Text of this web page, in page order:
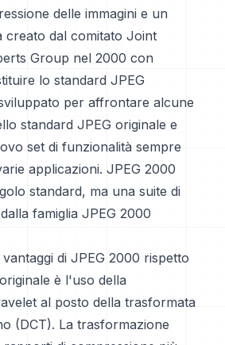
delle immagini e un
creato dal comitato Joint
Group nel 2000 con
lo standard JPEG
per affrontare alcune
standard JPEG originale e
set di funzionalità sempre
applicazioni. JPEG 2000
standard, ma una suite di
famiglia JPEG 2000
di JPEG 2000 rispetto
è l'uso della
al posto della trasformata
(DCT). La trasformazione